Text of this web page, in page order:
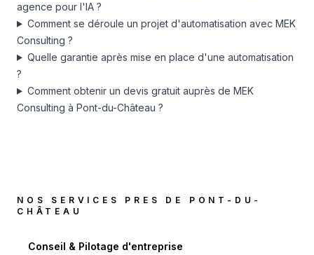
agence pour l'IA ?
Comment se déroule un projet d'automatisation avec MEK
Consulting ?
Quelle garantie après mise en place d'une automatisation
?
Comment obtenir un devis gratuit auprès de MEK
Consulting à Pont-du-Château ?
NOS SERVICES PRES DE PONT-DU-
CHÂTEAU
Conseil & Pilotage d'entreprise